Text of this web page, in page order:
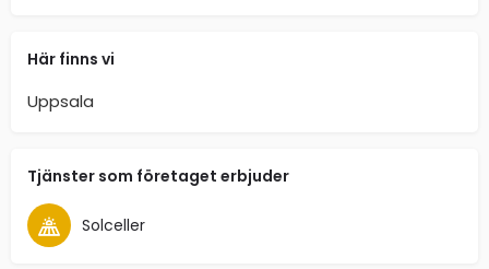
Här finns vi
Uppsala
Tjänster som företaget erbjuder
Solceller